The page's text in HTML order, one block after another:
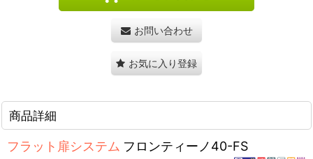
お問い合わせ
お気に入り登録
商品詳細
フラット扉システム フロンティーノ40-FS